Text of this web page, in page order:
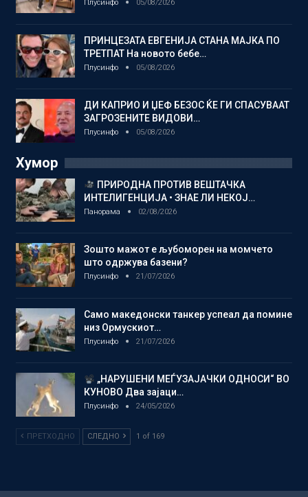
Плусинфо 05/08/2026
ПРИНЦЕЗАТА ЕВГЕНИЈА СТАНА МАЈКА ПО
ТРЕТПАТ На новото бебе…
Плусинфо 05/08/2026
ДИ КАПРИО И ЏЕФ БЕЗОС ЌЕ ГИ СПАСУВААТ
ЗАГРОЗЕНИТЕ ВИДОВИ…
Плусинфо 05/08/2026
Хумор
ПРИРОДНА ПРОТИВ ВЕШТАЧКА
ИНТЕЛИГЕНЦИЈА • ЗНАЕ ЛИ НЕКОЈ…
Панорама 02/08/2026
Зошто мажот е љубоморен на момчето
што одржува базени?
Плусинфо 21/07/2026
Само македонски танкер успеал да помине
низ Ормускиот…
Плусинфо 21/07/2026
„НАРУШЕНИ МЕЃУЗАЈАЧКИ ОДНОСИ“ ВО
КУНОВО Два зајаци…
Плусинфо 24/05/2026
ПРЕТХОДНО СЛЕДНО 1 of 169